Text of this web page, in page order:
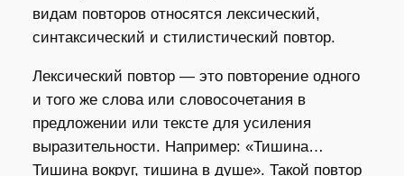
видам повторов относятся лексический,
синтаксический и стилистический повтор.
Лексический повтор — это повторение одного
и того же слова или словосочетания в
предложении или тексте для усиления
выразительности. Например: «Тишина…
Тишина вокруг, тишина в душе». Такой повтор